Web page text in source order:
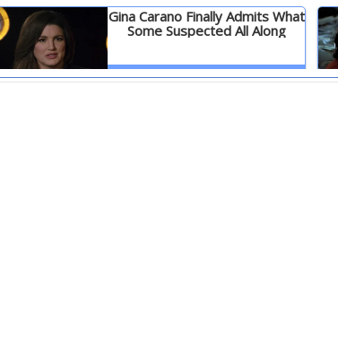
Gina Carano Finally Admits What
Some Suspected All Along
Детальніше